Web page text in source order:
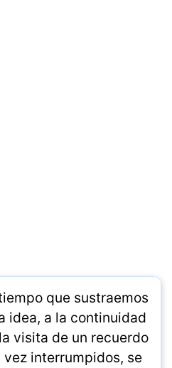
que sustraemos
idea, a la continuidad
visita de un recuerdo
vez interrumpidos, se